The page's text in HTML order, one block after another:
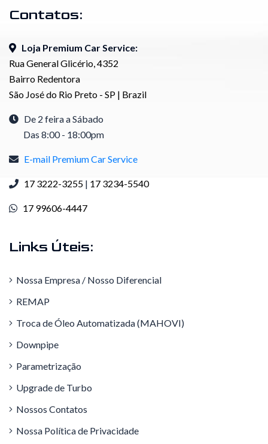
Contatos:
Loja Premium Car Service:
Rua General Glicério, 4352
Bairro Redentora
São José do Rio Preto - SP | Brazil
De 2 feira a Sábado
Das 8:00 - 18:00pm
E-mail Premium Car Service
17 3222-3255 | 17 3234-5540
17 99606-4447
Links Úteis:
Nossa Empresa / Nosso Diferencial
REMAP
Troca de Óleo Automatizada (MAHOVI)
Downpipe
Parametrização
Upgrade de Turbo
Nossos Contatos
Nossa Política de Privacidade